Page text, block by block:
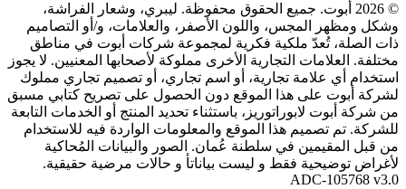
© 2026 أبوت. جميع الحقوق محفوظة. ليبري، وشعار الفراشة،
وشكل ومظهر المجس، واللون الأصفر، والعلامات، و/أو التصاميم
ذات الصلة، تُعدّ ملكية فكرية لمجموعة شركات أبوت في مناطق
مختلفة. العلامات التجارية الأخرى مملوكة لأصحابها المعنيين. لا يجوز
استخدام أي علامة تجارية، أو اسم تجاري، أو تصميم تجاري مملوك
لشركة أبوت على هذا الموقع دون الحصول على تصريح كتابي مسبق
من شركة أبوت لابوراتوريز، باستثناء تحديد المنتج أو الخدمات التابعة
للشركة. تم تصميم هذا الموقع والمعلومات الواردة فيه للاستخدام
من قبل المقيمين في سلطنة عُمان. الصور والبيانات المُحاكية
لأغراض توضيحية فقط و ليست بياناتأ و حالات مرضية حقيقية.
ADC-105768 v3.0